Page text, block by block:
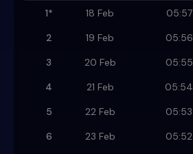
1* 18 Feb 05:57
2
19 Feb 05:56
3
20 Feb 05:55
4
21 Feb 05:54
5
22 Feb 05:53
6
23 Feb 05:52